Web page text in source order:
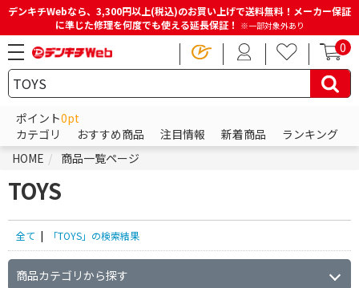
デンキチWebなら、3,300円以上(税込)のお買い上げで送料無料！メーカー保証
に準じた修理を何度でも使える延長保証！ ※一部対象外あり
0
ポイント0pt
カテゴリ
おすすめ商品 注目情報 新着商品
ランキング
HOME
商品一覧ページ
TOYS
全て | 「TOYS」の検索結果
商品カテゴリから探す